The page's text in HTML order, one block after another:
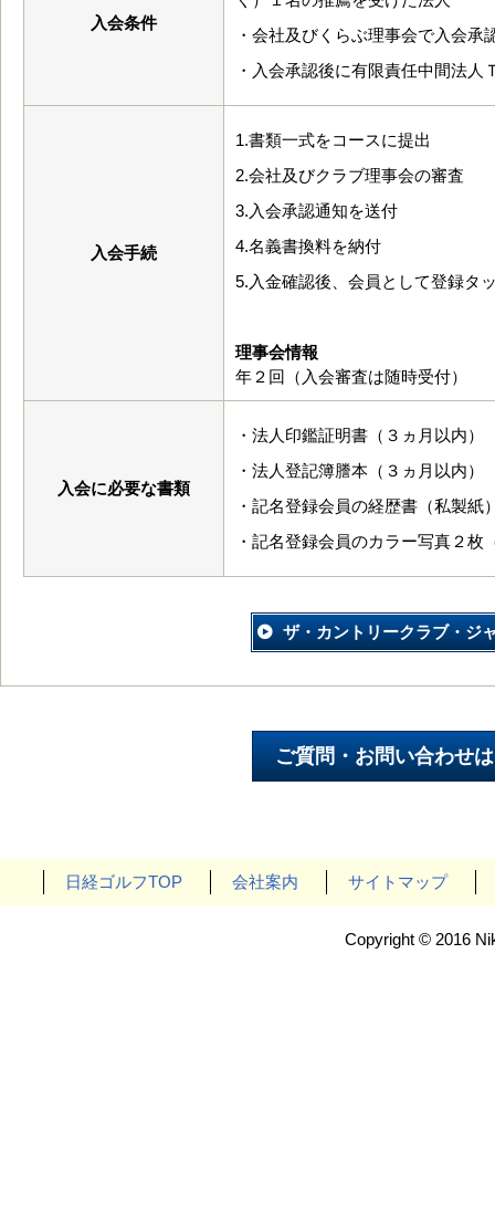
入会条件
・会社及びくらぶ理事会で入会承
・入会承認後に有限責任中間法
入会手続
1.書類一式をコースに提出
2.会社及びクラブ理事会の審査
3.入会承認通知を送付
4.名義書換料を納付
5.入金確認後、会員として登録タ
理事会情報
年２回（入会審査は随時受付）
入会に必要な書類
・法人印鑑証明書（３ヵ月以内）
・法人登記簿謄本（３ヵ月以内）
・記名登録会員の経歴書（私製紙
・記名登録会員のカラー写真２枚
ザ・カントリークラブ・ジ
日経ゴルフTOP 会社案内 サイトマップ
Copyright © 2016